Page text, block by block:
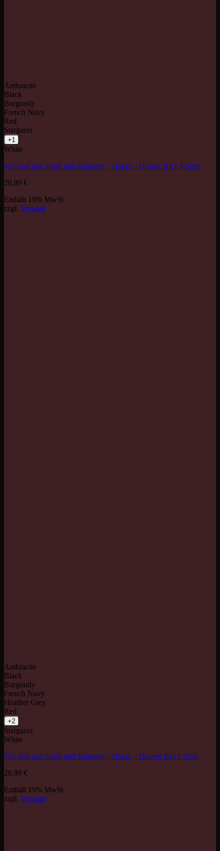
Anthracite
Black
Burgundy
French Navy
Red
Stargazer
+1
White
Wir sind nur Staub und Schatten – Horaz – Unisex BIO T-Shirt
28,99 €
Enthält 19% MwSt.
zzgl. Versand
Anthracite
Black
Burgundy
French Navy
Heather Grey
Red
+2
Stargazer
White
Wir sind nur Staub und Schatten – Horaz – Damen Bio T-Shirt
28,99 €
Enthält 19% MwSt.
zzgl. Versand